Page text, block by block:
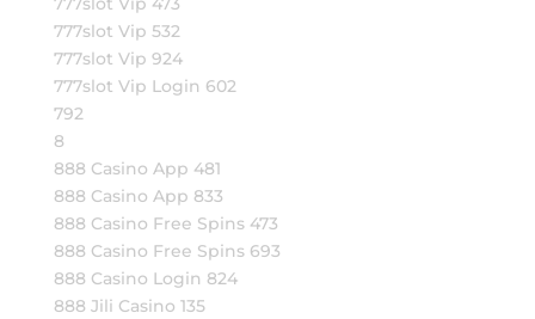
777slot Vip 532
777slot Vip 924
777slot Vip Login 602
792
8
888 Casino App 481
888 Casino App 833
888 Casino Free Spins 473
888 Casino Free Spins 693
888 Casino Login 824
888 Jili Casino 135